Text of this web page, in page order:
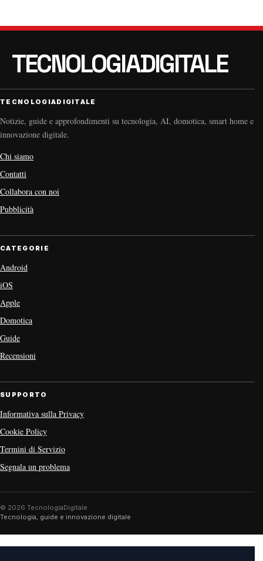
TECNOLOGIADIGITALE
Notizie, guide e approfondimenti su tecnologia, AI, domotica, smart home e
innovazione digitale.
Chi siamo
Contatti
Collabora con noi
Pubblicità
CATEGORIE
Android
iOS
Apple
Domotica
Guide
Recensioni
SUPPORTO
Informativa sulla Privacy
Cookie Policy
Termini di Servizio
Segnala un problema
© 2026 TecnologiaDigitale
Tecnologia, guide e innovazione digitale